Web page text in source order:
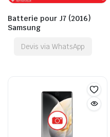
Batterie pour J7 (2016)
Samsung
Devis via WhatsApp